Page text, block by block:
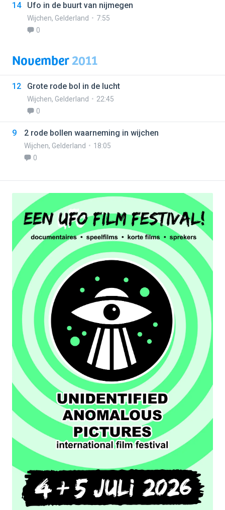
14 Ufo in de buurt van nijmegen
Wijchen, Gelderland
7:55
0
November2011
12 Grote rode bol in de lucht
Wijchen, Gelderland
22:45
0
9 2 rode bollen waarneming in wijchen
Wijchen, Gelderland
18:05
0